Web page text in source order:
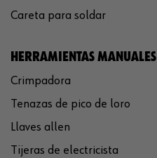
Careta para soldar
HERRAMIENTAS MANUALES
Crimpadora
Tenazas de pico de loro
Llaves allen
Tijeras de electricista